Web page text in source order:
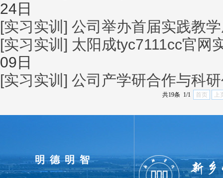
24日
[实习实训] 公司举办首届实践教
[实习实训] 太阳成tyc7111cc官网
09日
[实习实训] 公司产学研合作与科
共19条 1/1 首页 上
明德明智